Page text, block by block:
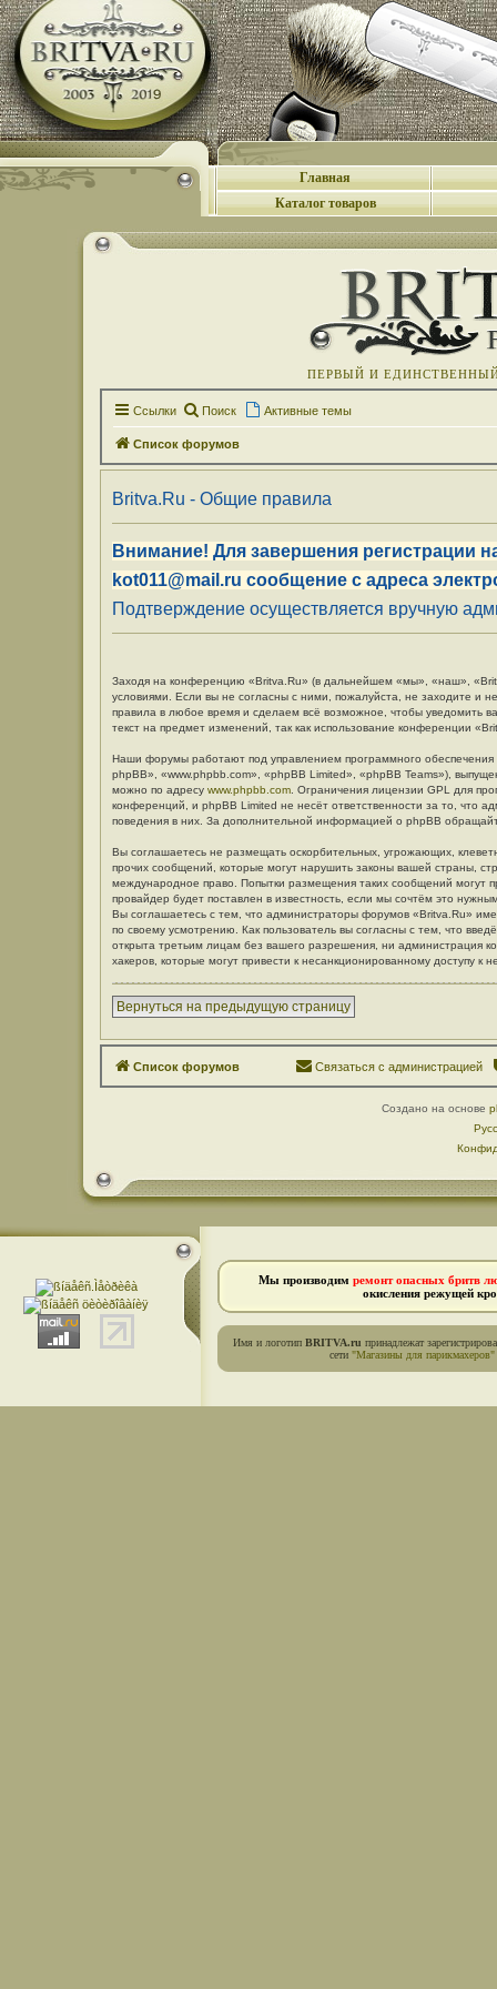
Главная
Каталог товаров
ПЕРВЫЙ И
Ссылки Поиск Активные темы
Список форумов
Britva.Ru - Общие правила
Внимание! Для завершения регистрации
kot011@mail.ru сообщение с адреса
Подтверждение осуществляется вручную
Заходя на конференцию «Britva.Ru» (в дальнейшем «мы», «наш»,
условиями. Если вы не согласны с ними, пожалуйста, не заходите и
правила в любое время и сделаем всё возможное, чтобы уведомить
текст на предмет изменений, так как использование конференции
Наши форумы работают под управлением программного
phpBB», «www.phpbb.com», «phpBB Limited», «phpBB Teams»),
можно по адресу www.phpbb.com . Ограничения лицензии GPL для
конференций, и phpBB Limited не несёт ответственности за то, что
поведения в них. За дополнительной информацией о phpBB
Вы соглашаетесь не размещать оскорбительных, угрожающих,
прочих сообщений, которые могут нарушить законы вашей страны,
международное право. Попытки размещения таких сообщений
провайдер будет поставлен в известность, если мы сочтём это
Вы соглашаетесь с тем, что администраторы форумов «Britva.Ru»
по своему усмотрению. Как пользователь вы согласны с тем, что
открыта третьим лицам без вашего разрешения, ни администрация
хакеров, которые могут привести к несанкционированному доступу к
Вернуться на предыдущую страницу
Список форумов Связаться с администрацией
Создано на основе
Мы производим ремонт опасных бритв
окисления режущей
Имя и логотип BRITVA.ru принадлежат
сети "Магазины для парикмахеров"